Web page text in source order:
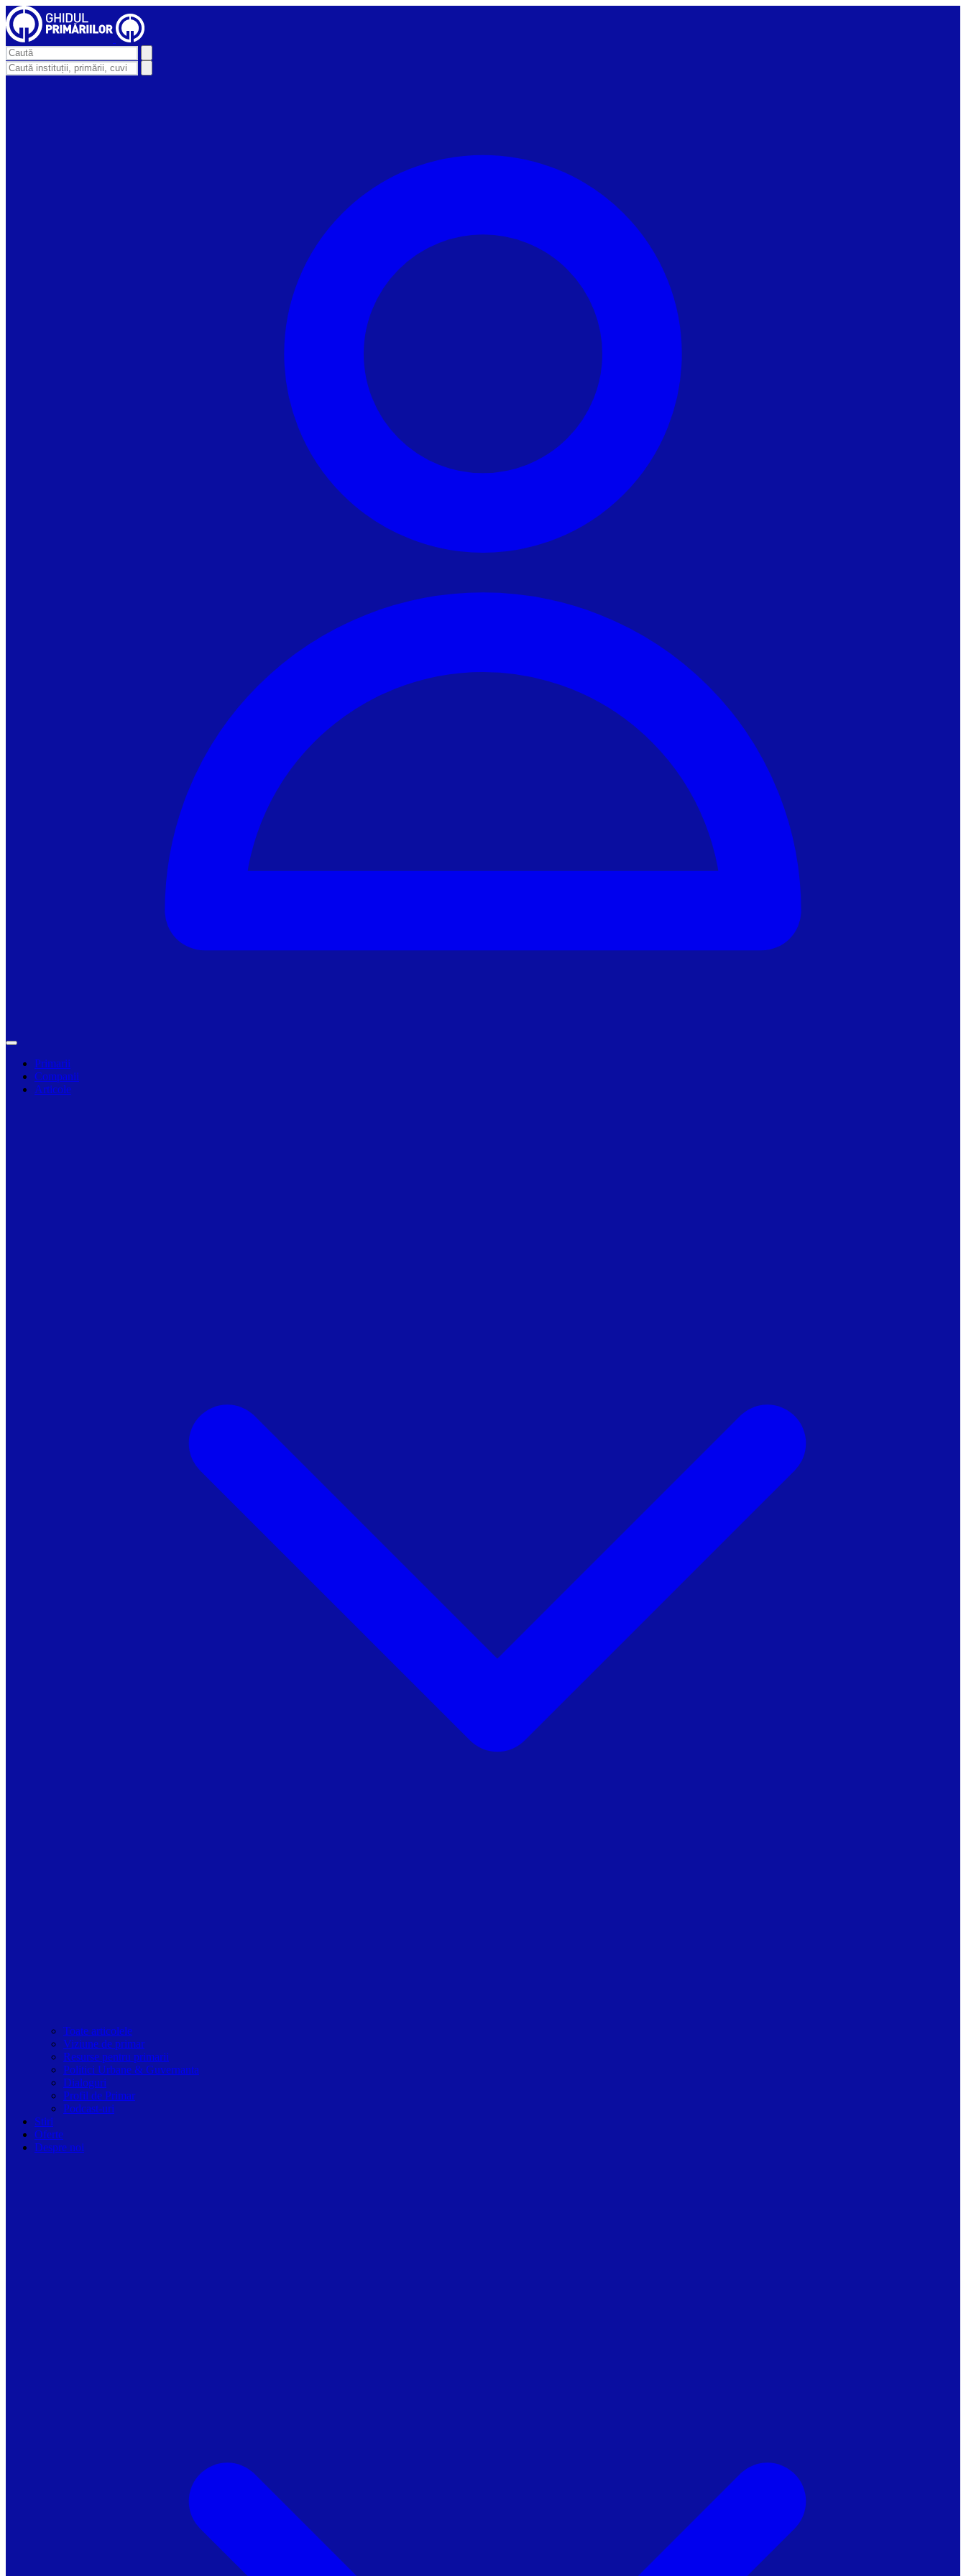
Primarii
Companii
Articole
Toate articolele
Viziune de primar
Resurse pentru primarii
Politici Urbane & Guvernanta
Dialoguri
Profil de Primar
Podcast-uri
Stiri
Oferte
Despre noi